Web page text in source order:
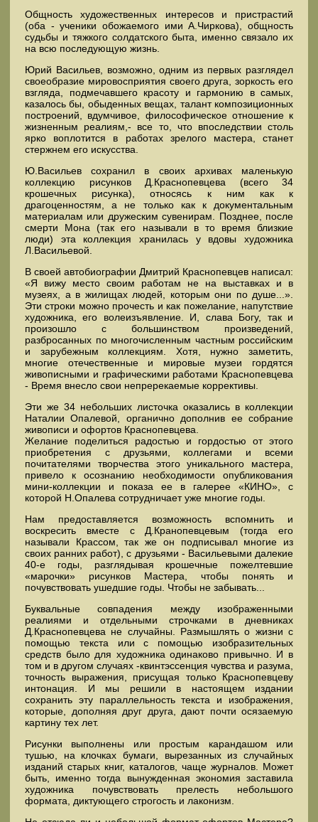
Общность художественных интересов и пристрастий
(оба - ученики обожаемого ими А.Чиркова), общность
судьбы и тяжкого солдатского быта, именно связало их
на всю последующую жизнь.
Юрий Васильев, возможно, одним из первых разглядел
своеобразие мировосприятия своего друга, зоркость его
взгляда, подмечавшего красоту и гармонию в самых,
казалось бы, обыденных вещах, талант композиционных
построений, вдумчивое, философическое отношение к
жизненным реалиям,- все то, что впоследствии столь
ярко воплотится в работах зрелого мастера, станет
стержнем его искусства.
Ю.Васильев сохранил в своих архивах маленькую
коллекцию рисунков Д.Краснопевцева (всего 34
крошечных рисунка), относясь к ним как к
драгоценностям, а не только как к документальным
материалам или дружеским сувенирам. Позднее, после
смерти Мона (так его называли в то время близкие
люди) эта коллекция хранилась у вдовы художника
Л.Васильевой.
В своей автобиографии Дмитрий Краснопевцев написал:
«Я вижу место своим работам не на выставках и в
музеях, а в жилищах людей, которым они по душе...».
Эти строки можно прочесть и как пожелание, напутствие
художника, его волеизъявление. И, слава Богу, так и
произошло с большинством произведений,
разбросанных по многочисленным частным российским
и зарубежным коллекциям. Хотя, нужно заметить,
многие отечественные и мировые музеи гордятся
живописными и графическими работами Краснопевцева
- Время внесло свои непререкаемые коррективы.
Эти же 34 небольших листочка оказались в коллекции
Наталии Опалевой, органично дополнив ее собрание
живописи и офортов Краснопевцева.
Желание поделиться радостью и гордостью от этого
приобретения с друзьями, коллегами и всеми
почитателями творчества этого уникального мастера,
привело к осознанию необходимости опубликования
мини-коллекции и показа ее в галерее «КИНО», с
которой Н.Опалева сотрудничает уже многие годы.
Нам предоставляется возможность вспомнить и
воскресить вместе с Д.Кранопевцевым (тогда его
называли Крассом, так же он подписывал многие из
своих ранних работ), с друзьями - Васильевыми далекие
40-е годы, разглядывая крошечные пожелтевшие
«марочки» рисунков Мастера, чтобы понять и
почувствовать ушедшие годы. Чтобы не забывать...
Буквальные совпадения между изображенными
реалиями и отдельными строчками в дневниках
Д.Краснопевцева не случайны. Размышлять о жизни с
помощью текста или с помощью изобразительных
средств было для художника одинаково привычно. И в
том и в другом случаях -квинтэссенция чувства и разума,
точность выражения, присущая только Краснопевцеву
интонация. И мы решили в настоящем издании
сохранить эту параллельность текста и изображения,
которые, дополняя друг друга, дают почти осязаемую
картину тех лет.
Рисунки выполнены или простым карандашом или
тушью, на клочках бумаги, вырезанных из случайных
изданий старых книг, каталогов, чаще журналов. Может
быть, именно тогда вынужденная экономия заставила
художника почувствовать прелесть небольшого
формата, диктующего строгость и лаконизм.